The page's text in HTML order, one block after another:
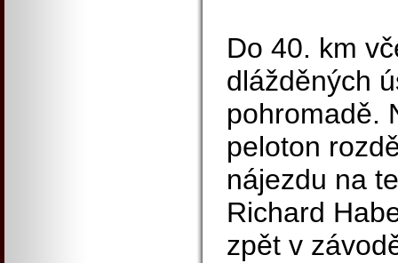
Do 40. km
dlážděných
pohromadě.
peloton
nájezdu na
Richard
zpět v